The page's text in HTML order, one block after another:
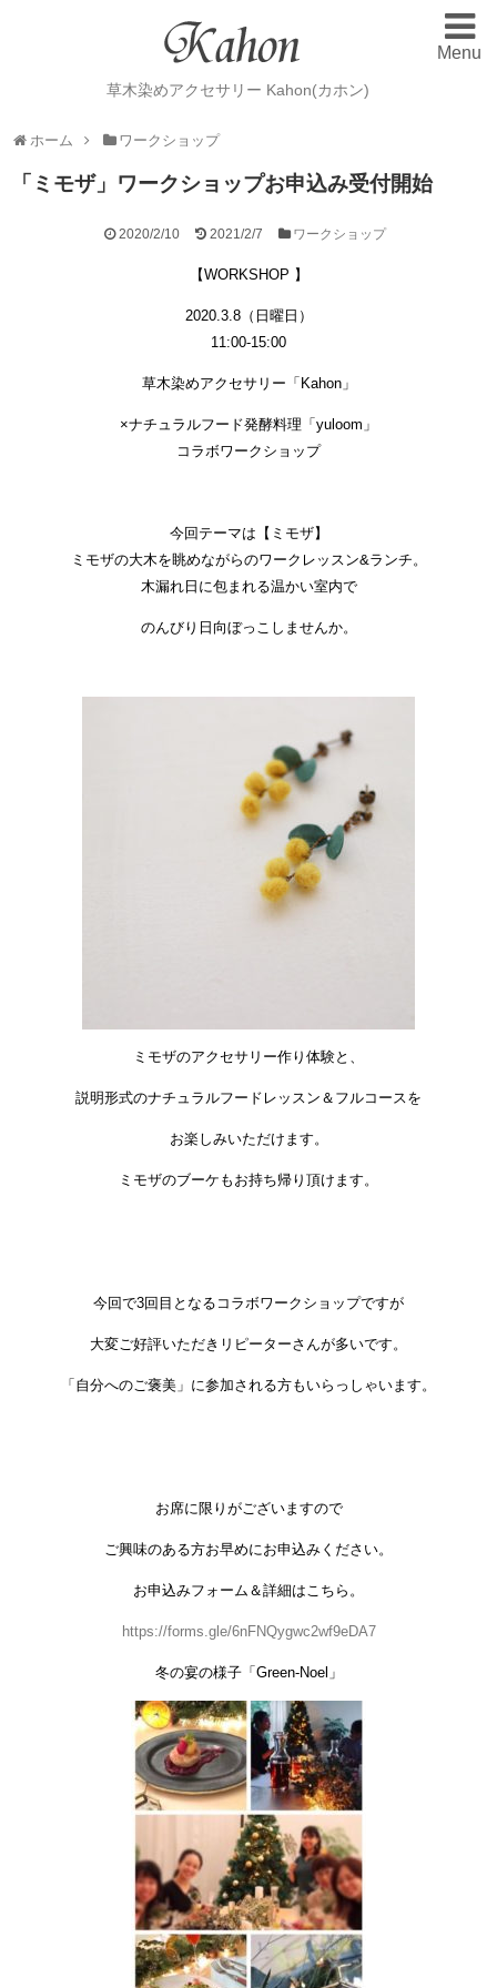
Menu
草木染めアクセサリー Kahon(カホン)
ホーム ワークショップ
「ミモザ」ワークショップお申込み受付開始
2020/2/10 2021/2/7 ワークショップ
【WORKSHOP 】
2020.3.8（日曜日）
11:00-15:00
草木染めアクセサリー「Kahon」
×ナチュラルフード発酵料理「yuloom」
コラボワークショップ
今回テーマは【ミモザ】
ミモザの大木を眺めながらのワークレッスン&ランチ。
木漏れ日に包まれる温かい室内で
のんびり日向ぼっこしませんか。
ミモザのアクセサリー作り体験と、
説明形式のナチュラルフードレッスン＆フルコースを
お楽しみいただけます。
ミモザのブーケもお持ち帰り頂けます。
今回で3回目となるコラボワークショップですが
大変ご好評いただきリピーターさんが多いです。
「自分へのご褒美」に参加される方もいらっしゃいます。
お席に限りがございますので
ご興味のある方お早めにお申込みください。
お申込みフォーム＆詳細はこちら。
https://forms.gle/6nFNQygwc2wf9eDA7
冬の宴の様子「Green-Noel」
Order Made オーダーメード
草木染め
ワークショップ